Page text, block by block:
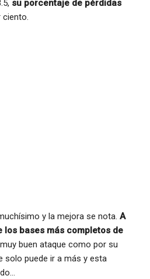
su porcentaje de pérdidas
ciento.
y la mejora se nota. A
los bases más completos de
buen ataque como por su
solo puede ir a más y esta